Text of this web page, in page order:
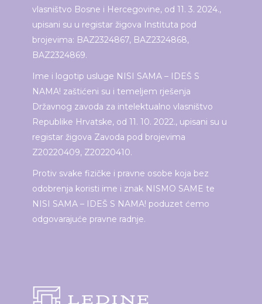
vlasništvo Bosne i Hercegovine, od 11. 3. 2024.,
upisani su u registar žigova Instituta pod
brojevima: BAZ2324867, BAZ2324868,
BAZ2324869.
Ime i logotip usluge NISI SAMA – IDEŠ S
NAMA! zaštićeni su i temeljem rješenja
Državnog zavoda za intelektualno vlasništvo
Republike Hrvatske, od 11. 10. 2022., upisani su u
registar žigova Zavoda pod brojevima
Z20220409, Z20220410.
Protiv svake fizičke i pravne osobe koja bez
odobrenja koristi ime i znak NISMO SAME te
NISI SAMA – IDEŠ S NAMA! poduzet ćemo
odgovarajuće pravne radnje.